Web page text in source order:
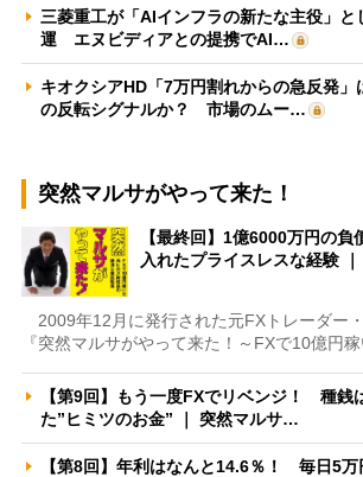
三菱重工が「AIインフラの新たな主役」と
運 エヌビディアとの提携でAI…
キオクシアHD「7万円割れからの急反発」
の反転シグナルか？ 市場のムー…
突然マルサがやって来た！
【最終回】1億6000万円の負
入れたプライスレスな経験
2009年12月に発行された元FXトレーダー
『突然マルサがやって来た！～FXで10億円稼
【第9回】もう一度FXでリベンジ！ 種銭
た”ヒミツのお金” ｜ 突然マルサ…
【第8回】年利はなんと14.6％！ 毎日5